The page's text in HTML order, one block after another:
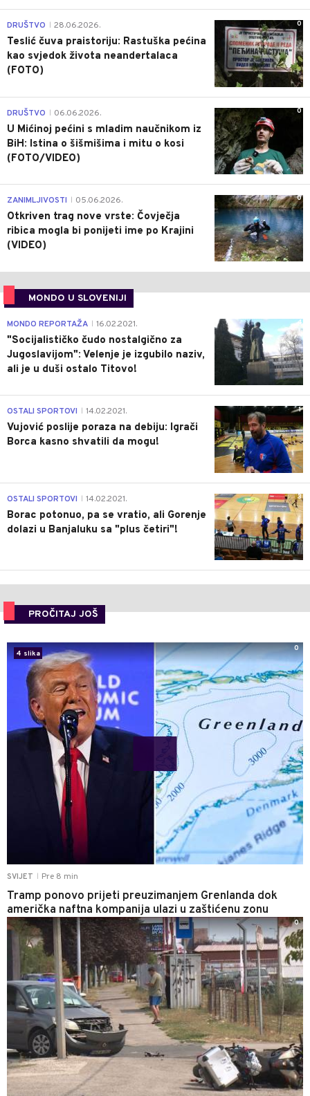
0
DRUŠTVO 28.06.2026.
Teslić čuva praistoriju: Rastuška pećina
kao svjedok života neandertalaca
(FOTO)
0
DRUŠTVO 06.06.2026.
U Mićinoj pećini s mladim naučnikom iz
BiH: Istina o šišmišima i mitu o kosi
(FOTO/VIDEO)
0
ZANIMLJIVOSTI 05.06.2026.
Otkriven trag nove vrste: Čovječja
ribica mogla bi ponijeti ime po Krajini
(VIDEO)
MONDO U SLOVENIJI
4
MONDO REPORTAŽA 16.02.2021.
"Socijalističko čudo nostalgično za
Jugoslavijom": Velenje je izgubilo naziv,
ali je u duši ostalo Titovo!
1
OSTALI SPORTOVI 14.02.2021.
Vujović poslije poraza na debiju: Igrači
Borca kasno shvatili da mogu!
3
OSTALI SPORTOVI 14.02.2021.
Borac potonuo, pa se vratio, ali Gorenje
dolazi u Banjaluku sa "plus četiri"!
PROČITAJ JOŠ
SVIJET Pre 8 min
Tramp ponovo prijeti preuzimanjem Grenlanda dok
američka naftna kompanija ulazi u zaštićenu zonu
4 slika
0
0